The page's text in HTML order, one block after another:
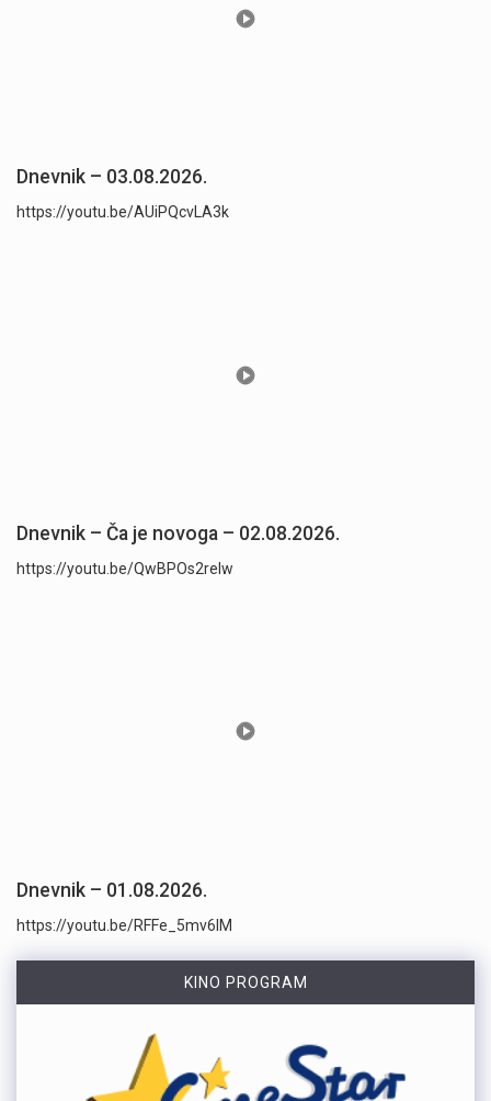
Dnevnik – 03.08.2026.
https://youtu.be/AUiPQcvLA3k
Dnevnik – Ča je novoga – 02.08.2026.
https://youtu.be/QwBPOs2reIw
Dnevnik – 01.08.2026.
https://youtu.be/RFFe_5mv6lM
KINO PROGRAM